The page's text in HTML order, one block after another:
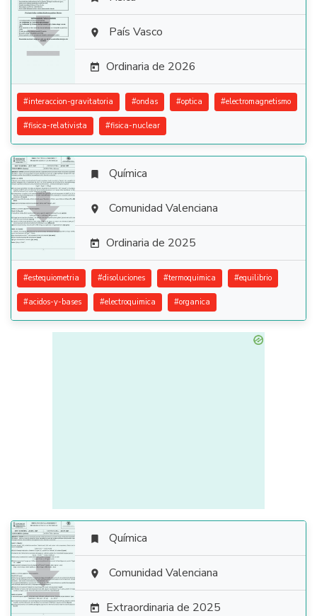
  País Vasco
 Ordinaria de 2026
#interaccion-gravitatoria #ondas #optica #electromagnetismo
#fisica-relativista #fisica-nuclear

 Química
 Comunidad Valenciana
 Ordinaria de 2025
#estequiometria #disoluciones #termoquimica #equilibrio
#acidos-y-bases #electroquimica #organica

 Química
 Comunidad Valenciana
 Extraordinaria de 2025